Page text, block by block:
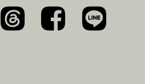
Threads Facebook LINE